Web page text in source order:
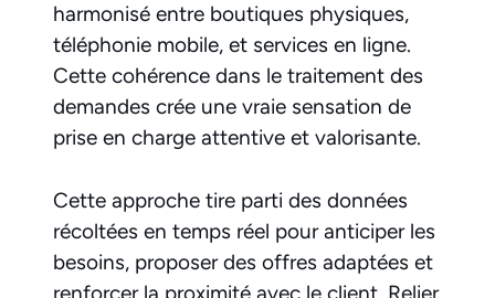
harmonisé entre boutiques physiques,
téléphonie mobile, et services en ligne.
Cette cohérence dans le traitement des
demandes crée une vraie sensation de
prise en charge attentive et valorisante.
Cette approche tire parti des données
récoltées en temps réel pour anticiper les
besoins, proposer des offres adaptées et
renforcer la proximité avec le client. Relier